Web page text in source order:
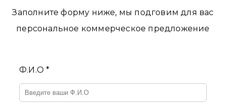
Заполните форму ниже, мы подговим для вас
персональное коммерческое предложение
Ф.И.О *